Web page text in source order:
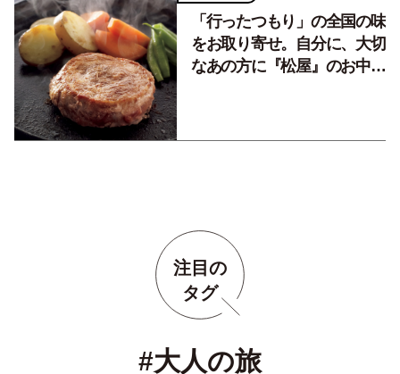
「行ったつもり」の全国の味
をお取り寄せ。自分に、大切
なあの方に『松屋』のお中元
注目の
タグ
#大人の旅